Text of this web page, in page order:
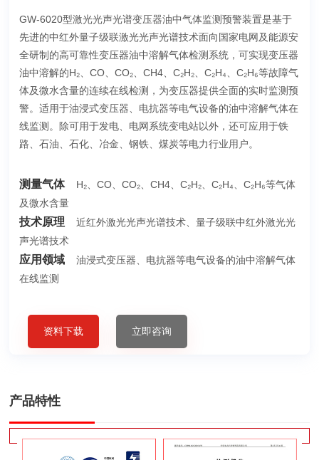
GW-6020型激光光声光谱变压器油中气体监测预警装置是基于
先进的中红外量子级联激光光声光谱技术面向国家电网及能源安
全研制的高可靠性变压器油中溶解气体检测系统，可实现变压器
油中溶解的H₂、CO、CO₂、CH4、C₂H₂、C₂H₄、C₂H₆等故障气
体及微水含量的连续在线检测，为变压器提供全面的实时监测预
警。适用于油浸式变压器、电抗器等电气设备的油中溶解气体在
线监测。除可用于发电、电网系统变电站以外，还可应用于铁
路、石油、石化、冶金、钢铁、煤炭等电力行业用户。
测量气体
H₂、CO、CO₂、CH4、C₂H₂、C₂H₄、C₂H₆等气体
及微水含量
技术原理
近红外激光光声光谱技术、量子级联中红外激光光
声光谱技术
应用领域
油浸式变压器、电抗器等电气设备的油中溶解气体
在线监测
资料下载 立即咨询
产品特性